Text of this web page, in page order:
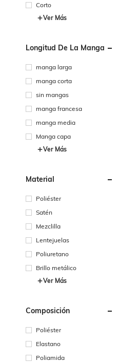
Corto
Ver Más
Longitud De La Manga
manga larga
manga corta
sin mangas
manga francesa
manga media
Manga capa
Ver Más
Material
Poliéster
Satén
Mezclilla
Lentejuelas
Poliuretano
Brillo metálico
Ver Más
Composición
Poliéster
Elastano
Poliamida